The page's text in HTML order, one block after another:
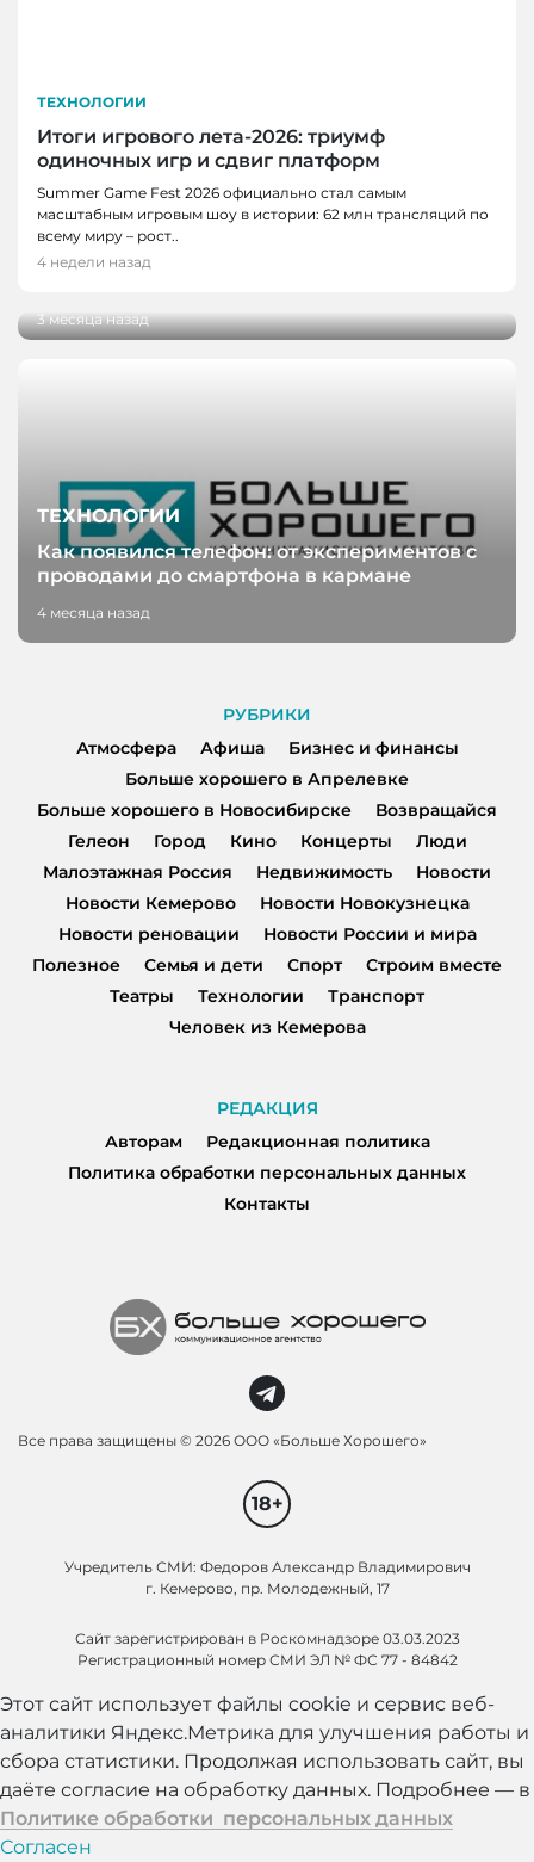
ТЕХНОЛОГИИ
Итоги игрового лета-2026: триумф
одиночных игр и сдвиг платформ
Summer Game Fest 2026 официально стал самым
масштабным игровым шоу в истории: 62 млн трансляций по
всему миру – рост..
4 недели назад
НОВОСТИ, НОВОСТИ КЕМЕРОВО,
ТЕХНОЛОГИИ
Разработку кузбасских ученых внедрили на
производстве антибактериального
3 месяца назад
ТЕХНОЛОГИИ
Как появился телефон: от экспериментов с
проводами до смартфона в кармане
4 месяца назад
РУБРИКИ
Атмосфера
Афиша
Бизнес и финансы
Больше хорошего в Апрелевке
Больше хорошего в Новосибирске
Возвращайся
Гелеон
Город Кино Концерты
Люди
Малоэтажная Россия
Недвижимость
Новости
Новости Кемерово
Новости Новокузнецка
Новости реновации
Новости России и мира
Полезное
Семья и дети Спорт
Строим вместе
Театры
Технологии
Транспорт
Человек из Кемерова
РЕДАКЦИЯ
Авторам
Редакционная политика
Политика обработки персональных данных
Контакты
Все права защищены © 2026 ООО «Больше Хорошего»
18+
Учредитель СМИ: Федоров Александр Владимирович
г. Кемерово, пр. Молодежный, 17
Сайт зарегистрирован в Роскомнадзоре 03.03.2023
Регистрационный номер СМИ ЭЛ № ФС 77 - 84842
Этот сайт использует файлы cookie и сервис веб-
аналитики Яндекс.Метрика для улучшения работы и
сбора статистики. Продолжая использовать сайт, вы
даёте согласие на обработку данных. Подробнее — в
Политике обработки персональных данных
Согласен